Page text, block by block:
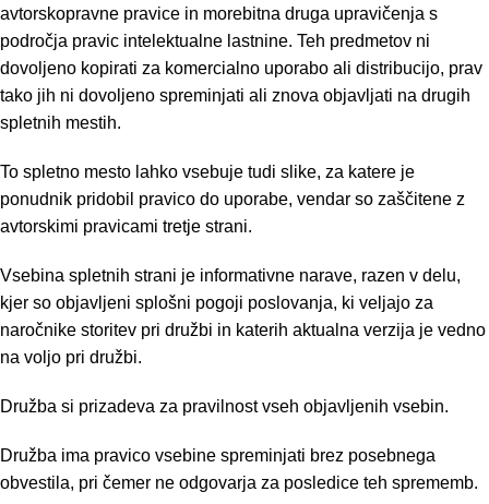
avtorskopravne pravice in morebitna druga upravičenja s
področja pravic intelektualne lastnine. Teh predmetov ni
dovoljeno kopirati za komercialno uporabo ali distribucijo, prav
tako jih ni dovoljeno spreminjati ali znova objavljati na drugih
spletnih mestih.
To spletno mesto lahko vsebuje tudi slike, za katere je
ponudnik pridobil pravico do uporabe, vendar so zaščitene z
avtorskimi pravicami tretje strani.
Vsebina spletnih strani je informativne narave, razen v delu,
kjer so objavljeni splošni pogoji poslovanja, ki veljajo za
naročnike storitev pri družbi in katerih aktualna verzija je vedno
na voljo pri družbi.
Družba si prizadeva za pravilnost vseh objavljenih vsebin.
Družba ima pravico vsebine spreminjati brez posebnega
obvestila, pri čemer ne odgovarja za posledice teh sprememb.